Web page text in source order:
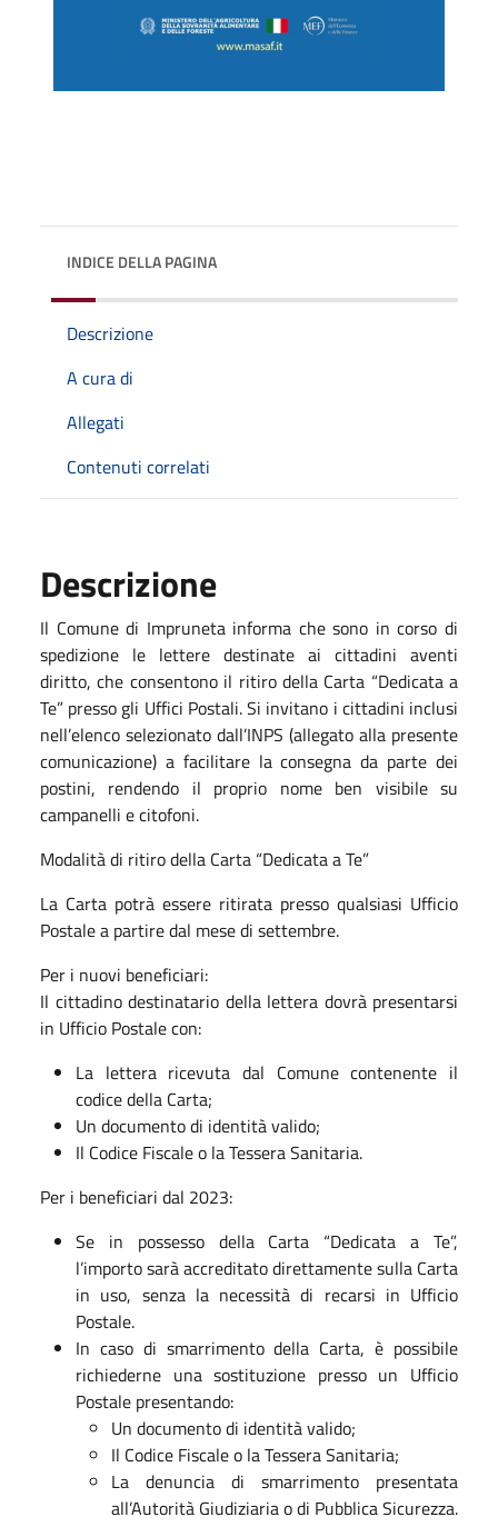
INDICE DELLA PAGINA
Descrizione
A cura di
Allegati
Contenuti correlati
Descrizione
Il Comune di Impruneta informa che sono in corso di
spedizione le lettere destinate ai cittadini aventi
diritto, che consentono il ritiro della Carta “Dedicata a
Te” presso gli Uffici Postali. Si invitano i cittadini inclusi
nell’elenco selezionato dall’INPS (allegato alla presente
comunicazione) a facilitare la consegna da parte dei
postini, rendendo il proprio nome ben visibile su
campanelli e citofoni.
Modalità di ritiro della Carta “Dedicata a Te”
La Carta potrà essere ritirata presso qualsiasi Ufficio
Postale a partire dal mese di settembre.
Per i nuovi beneficiari:
Il cittadino destinatario della lettera dovrà presentarsi
in Ufficio Postale con:
La lettera ricevuta dal Comune contenente il
codice della Carta;
Un documento di identità valido;
Il Codice Fiscale o la Tessera Sanitaria.
Per i beneficiari dal 2023:
Se in possesso della Carta “Dedicata a Te”,
l’importo sarà accreditato direttamente sulla Carta
in uso, senza la necessità di recarsi in Ufficio
Postale.
In caso di smarrimento della Carta, è possibile
richiederne una sostituzione presso un Ufficio
Postale presentando:
Un documento di identità valido;
Il Codice Fiscale o la Tessera Sanitaria;
La denuncia di smarrimento presentata
all’Autorità Giudiziaria o di Pubblica Sicurezza.